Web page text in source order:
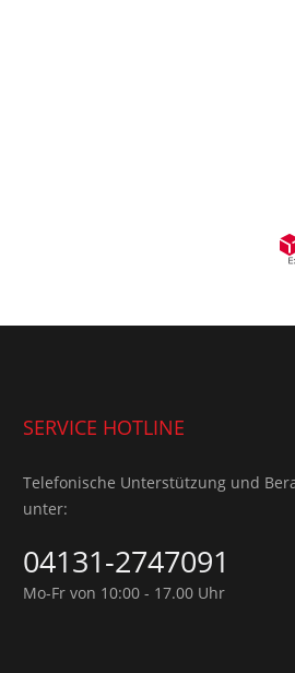
SERVICE HOTLINE
Telefonische Unterstützung und
unter:
04131-2747091
Mo-Fr von 10:00 - 17.00 Uhr